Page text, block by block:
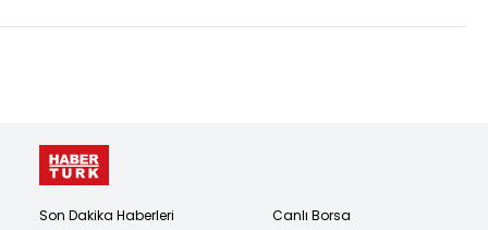
Son Dakika Haberleri
Canlı Borsa